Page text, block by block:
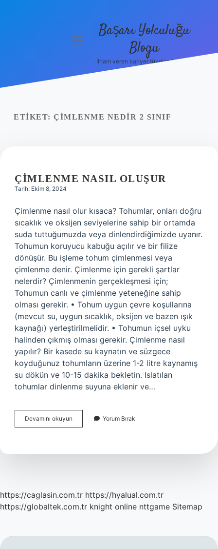
menüyüBaşarı Yolculuğu
Blogu
İlham veren kariyer tüyoları burada!
ETIKET: ÇIMLENME NEDIR 2 SINIF
ÇIMLENME NASIL OLUŞUR
Tarih: Ekim 8, 2024
Çimlenme nasıl olur kısaca? Tohumlar, onları doğru
sıcaklık ve oksijen seviyelerine sahip bir ortamda
suda tuttuğumuzda veya dinlendirdiğimizde uyanır.
Tohumun koruyucu kabuğu açılır ve bir filize
dönüşür. Bu işleme tohum çimlenmesi veya
çimlenme denir. Çimlenme için gerekli şartlar
nelerdir? Çimlenmenin gerçekleşmesi için;
Tohumun canlı ve çimlenme yeteneğine sahip
olması gerekir. • Tohum uygun çevre koşullarına
(mevcut su, uygun sıcaklık, oksijen ve bazen ışık
kaynağı) yerleştirilmelidir. • Tohumun içsel uyku
halinden çıkmış olması gerekir. Çimlenme nasıl
yapılır? Bir kasede su kaynatın ve süzgece
koyduğunuz tohumların üzerine 1-2 litre kaynamış
su dökün ve 10-15 dakika bekletin. Islatılan
tohumlar dinlenme suyuna eklenir ve…
Devamını okuyun Çimlenme
Nasıl
Yorum Bırak
https://caglasin.com.tr https://hyalual.com.tr
https://globaltek.com.tr knight online nttgame Sitemap